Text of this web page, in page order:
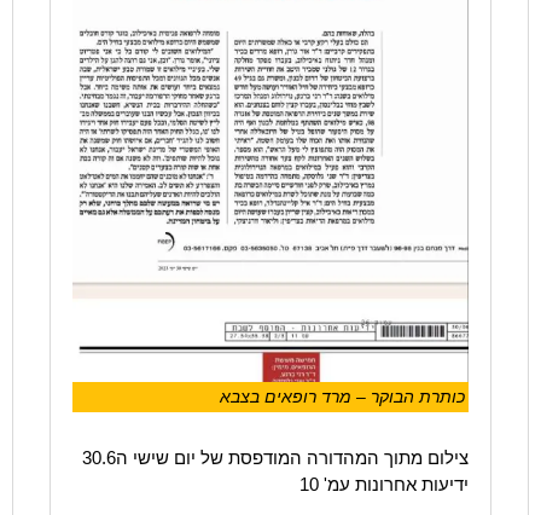
כותרת הבוקר – מרד רופאים בצבא
צילום מתוך המהדורה המודפסת של יום שישי ה30.6
ידיעות אחרונות עמ' 10